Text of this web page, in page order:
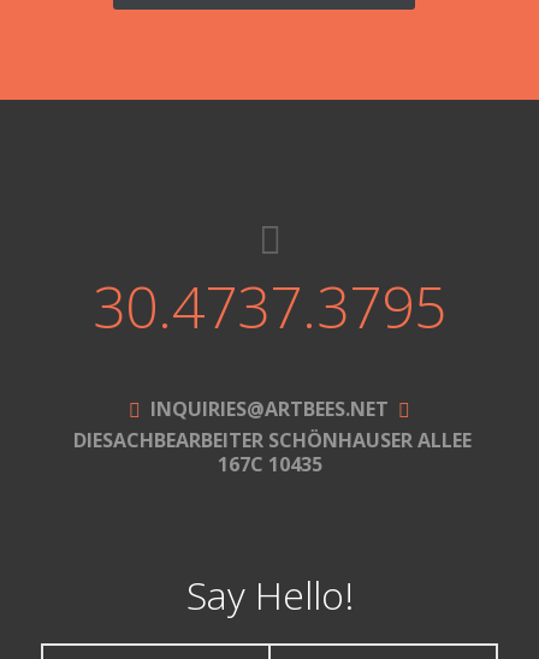
30.4737.3795
INQUIRIES@ARTBEES.NET
DIESACHBEARBEITER SCHÖNHAUSER ALLEE
167C 10435
Say Hello!